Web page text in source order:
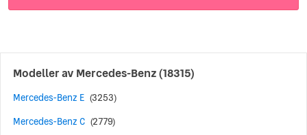
Modeller av Mercedes-Benz(18315)
Mercedes-Benz E (3253)
Mercedes-Benz C (2779)